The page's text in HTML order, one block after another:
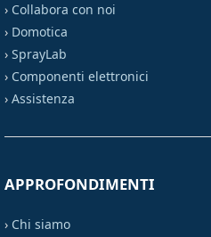
› Collabora con noi
› Domotica
› SprayLab
› Componenti elettronici
› Assistenza
APPROFONDIMENTI
› Chi siamo